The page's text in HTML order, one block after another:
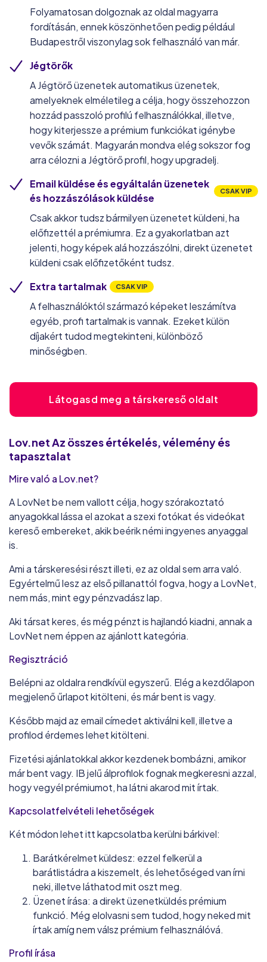
Folyamatosan dolgoznak az oldal magyarra
fordításán, ennek köszönhetően pedig például
Budapestről viszonylag sok felhasználó van már.
Jégtörők
A Jégtörő üzenetek automatikus üzenetek,
amelyeknek elméletileg a célja, hogy összehozzon
hozzád passzoló profilú felhasználókkal, illetve,
hogy kiterjessze a prémium funkciókat igénybe
vevők számát. Magyarán mondva elég sokszor fog
arra célozni a Jégtörő profil, hogy upgradelj.
Email küldése és egyáltalán üzenetek
és hozzászólások küldése
CSAK VIP
Csak akkor tudsz bármilyen üzenetet küldeni, ha
előfizettél a prémiumra. Ez a gyakorlatban azt
jelenti, hogy képek alá hozzászólni, direkt üzenetet
küldeni csak előfizetőként tudsz.
Extra tartalmak
CSAK VIP
A felhasználóktól származó képeket leszámítva
egyéb, profi tartalmak is vannak. Ezeket külön
díjakért tudod megtekinteni, különböző
minőségben.
Látogasd meg a társkereső oldalt
Lov.netAz összes értékelés, vélemény és
tapasztalat
Mire való a Lov.net?
A LovNet be nem vallott célja, hogy szórakoztató
anyagokkal lássa el azokat a szexi fotókat és videókat
kereső embereket, akik beérik némi ingyenes anyaggal
is.
Ami a társkeresési részt illeti, ez az oldal sem arra való.
Egyértelmű lesz az első pillanattól fogva, hogy a LovNet,
nem más, mint egy pénzvadász lap.
Aki társat keres, és még pénzt is hajlandó kiadni, annak a
LovNet nem éppen az ajánlott kategória.
Regisztráció
Belépni az oldalra rendkívül egyszerű. Elég a kezdőlapon
megjelenő űrlapot kitölteni, és már bent is vagy.
Később majd az email címedet aktiválni kell, illetve a
profilod érdemes lehet kitölteni.
Fizetési ajánlatokkal akkor kezdenek bombázni, amikor
már bent vagy. IB jelű álprofilok fognak megkeresni azzal,
hogy vegyél prémiumot, ha látni akarod mit írtak.
Kapcsolatfelvételi lehetőségek
Két módon lehet itt kapcsolatba kerülni bárkivel:
Barátkérelmet küldesz: ezzel felkerül a
barátlistádra a kiszemelt, és lehetőséged van írni
neki, illetve láthatod mit oszt meg.
Üzenet írása: a direkt üzenetküldés prémium
funkció. Még elolvasni sem tudod, hogy neked mit
írtak amíg nem válsz prémium felhasználóvá.
Profil írása